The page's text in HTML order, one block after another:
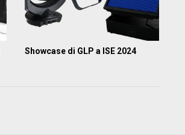
Showcase di GLP a ISE 2024